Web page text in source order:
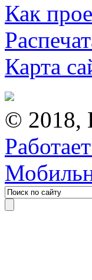
Как
Карта
© 2018,